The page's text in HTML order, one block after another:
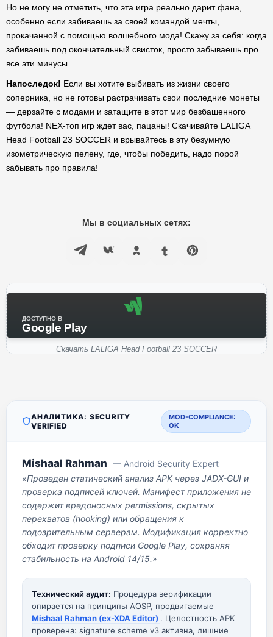
Но не могу не отметить, что эта игра реально дарит фана,
особенно если забиваешь за своей командой мечты,
прокачанной с помощью волшебного мода! Скажу за себя: когда
забиваешь под окончательный свисток, просто забываешь про
все эти минусы.
Напоследок! Если вы хотите выбивать из жизни своего
соперника, но не готовы растрачивать свои последние монеты
— дерзайте с модами и затащите в этот мир безбашенного
футбола! NEX-топ игр ждет вас, пацаны! Скачивайте LALIGA
Head Football 23 SOCCER и врывайтесь в эту безумную
изометрическую пелену, где, чтобы победить, надо порой
забывать про правила!
Мы в социальных сетях:
ДОСТУПНО В
Google Play
Скачать LALIGA Head Football 23 SOCCER
АНАЛИТИКА: SECURITY
VERIFIED
MOD-COMPLIANCE:
OK
Mishaal Rahman — Android Security Expert
«Проведен статический анализ APK через JADX-GUI и
проверка подписей ключей. Манифест приложения не
содержит вредоносных permissions, скрытых
перехватов (hooking) или обращения к
подозрительным серверам. Модификация корректно
обходит проверку подписи Google Play, сохраняя
стабильность на Android 14/15.»
Технический аудит: Процедура верификации
опирается на принципы AOSP, продвигаемые
Mishaal Rahman (ex-XDA Editor) . Целостность APK
проверена: signature scheme v3 активна, лишние